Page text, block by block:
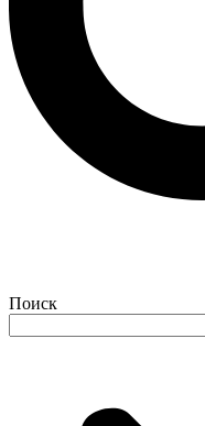
Поиск